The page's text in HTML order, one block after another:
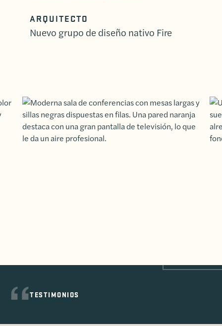
ARQUITECTO
Nuevo grupo de diseño nativo Fire
TESTIMONIOS